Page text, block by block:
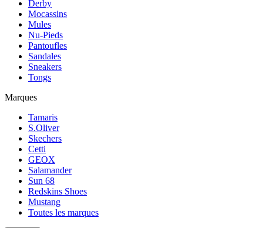
Derby
Mocassins
Mules
Nu-Pieds
Pantoufles
Sandales
Sneakers
Tongs
Marques
Tamaris
S.Oliver
Skechers
Cetti
GEOX
Salamander
Sun 68
Redskins Shoes
Mustang
Toutes les marques